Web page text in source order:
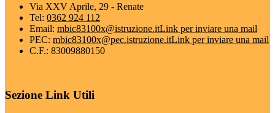
Via XXV Aprile, 29 - Renate
Tel: 0362 924 112
Email: mbic83100x@istruzione.itLink per inviare una mail
PEC: mbic83100x@pec.istruzione.itLink per inviare una mail
C.F.: 83009880150
Sezione Link Utili